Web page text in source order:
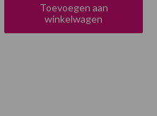
Toevoegen aan
winkelwagen